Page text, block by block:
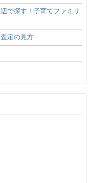
で探す！子育てファミリ
定の見方